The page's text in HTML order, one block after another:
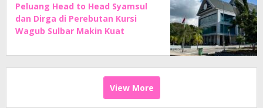
Peluang Head to Head Syamsul
dan Dirga di Perebutan Kursi
Wagub Sulbar Makin Kuat
View More